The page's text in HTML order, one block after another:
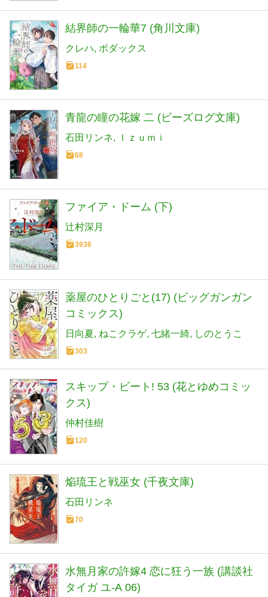
結界師の一輪華7 (角川文庫)
クレハ ボダックス
114
青龍の瞳の花嫁 二 (ビーズログ文庫)
石田リンネ Ｉｚｕｍｉ
68
ファイア・ドーム (下)
辻村深月
3936
薬屋のひとりごと(17) (ビッグガンガン
コミックス)
日向夏 ねこクラゲ 七緒一綺 しのとうこ
303
スキップ・ビート! 53 (花とゆめコミッ
クス)
仲村佳樹
120
焔琉王と戦巫女 (千夜文庫)
石田リンネ
70
水無月家の許嫁4 恋に狂う一族 (講談社
タイガ ユ-A 06)